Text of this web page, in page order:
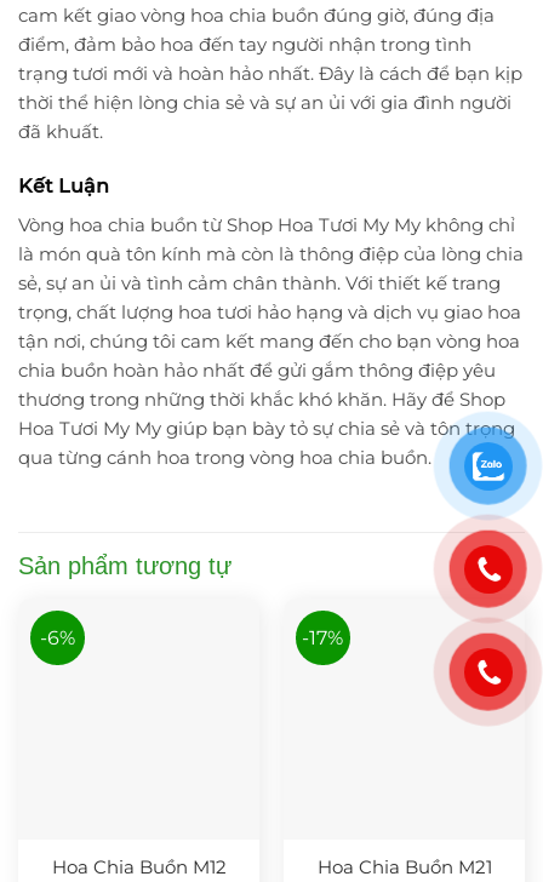
cam kết giao vòng hoa chia buồn đúng giờ, đúng địa
điểm, đảm bảo hoa đến tay người nhận trong tình
trạng tươi mới và hoàn hảo nhất. Đây là cách để bạn kịp
thời thể hiện lòng chia sẻ và sự an ủi với gia đình người
đã khuất.
Kết Luận
Vòng hoa chia buồn từ Shop Hoa Tươi My My không chỉ
là món quà tôn kính mà còn là thông điệp của lòng chia
sẻ, sự an ủi và tình cảm chân thành. Với thiết kế trang
trọng, chất lượng hoa tươi hảo hạng và dịch vụ giao hoa
tận nơi, chúng tôi cam kết mang đến cho bạn vòng hoa
chia buồn hoàn hảo nhất để gửi gắm thông điệp yêu
thương trong những thời khắc khó khăn. Hãy để Shop
Hoa Tươi My My giúp bạn bày tỏ sự chia sẻ và tôn trọng
qua từng cánh hoa trong vòng hoa chia buồn.
Sản phẩm tương tự
-6%
Hoa Chia Buồn M12
-17%
Hoa Chia Buồn M21